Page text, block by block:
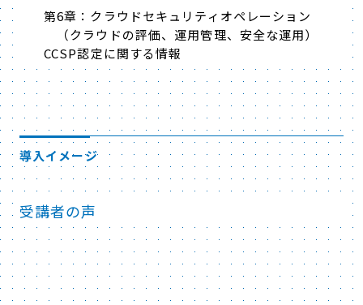
第6章：クラウドセキュリティオペレーション
（クラウドの評価、運用管理、安全な運用）
CCSP認定に関する情報
導入イメージ
受講者の声